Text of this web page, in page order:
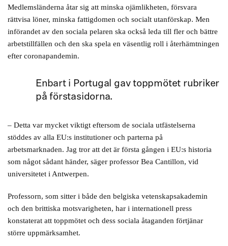
Medlemsländerna åtar sig att minska ojämlikheten, försvara
rättvisa löner, minska fattigdomen och socialt utanförskap. Men
införandet av den sociala pelaren ska också leda till fler och bättre
arbetstillfällen och den ska spela en väsentlig roll i återhämtningen
efter coronapandemin.
Enbart i Portugal gav toppmötet rubriker
på förstasidorna.
– Detta var mycket viktigt eftersom de sociala utfästelserna
stöddes av alla EU:s institutioner och parterna på
arbetsmarknaden. Jag tror att det är första gången i EU:s historia
som något sådant händer, säger professor Bea Cantillon, vid
universitetet i Antwerpen.
Professorn, som sitter i både den belgiska vetenskapsakademin
och den brittiska motsvarigheten, har i internationell press
konstaterat att toppmötet och dess sociala åtaganden förtjänar
större uppmärksamhet.